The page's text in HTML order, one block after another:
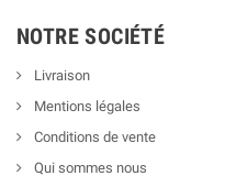
NOTRE SOCIÉTÉ
Livraison
Mentions légales
Conditions de vente
Qui sommes nous